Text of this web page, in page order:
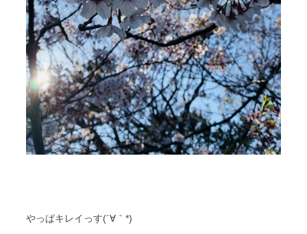
やっぱキレイっす(´∀｀*)